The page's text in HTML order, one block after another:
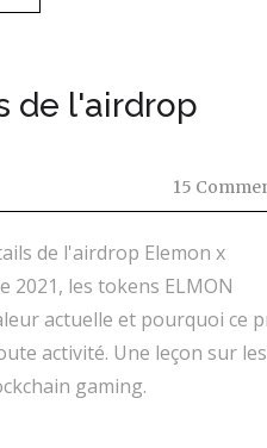
de l'airdrop
15
de l'airdrop Elemon x
2021, les tokens ELMON
actuelle et pourquoi ce
activité. Une leçon sur les
gaming.